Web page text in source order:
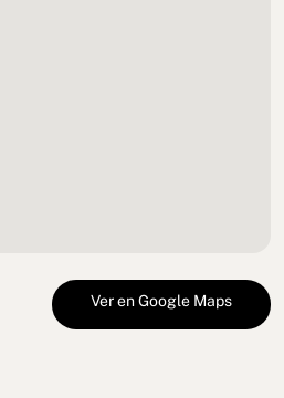
Ver en Google Maps